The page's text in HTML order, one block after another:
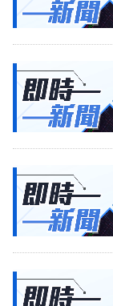
閱